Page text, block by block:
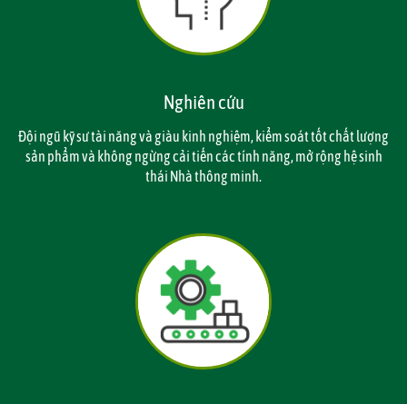
Nghiên cứu
Đội ngũ kỹ sư tài năng và giàu kinh nghiệm, kiểm soát tốt chất lượng
sản phẩm và không ngừng cải tiến các tính năng, mở rộng hệ sinh
thái Nhà thông minh.